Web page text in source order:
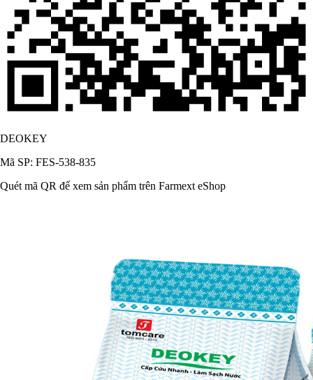
DEOKEY
Mã SP: FES-538-835
Quét mã QR để xem sản phẩm trên Farmext eShop